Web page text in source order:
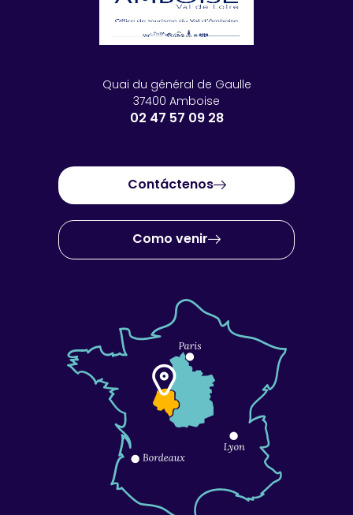
Quai du général de Gaulle
37400 Amboise
02 47 57 09 28
Contáctenos
Como venir